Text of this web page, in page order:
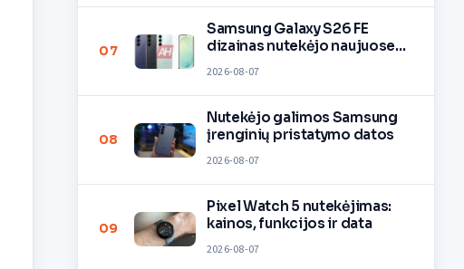
07
Samsung Galaxy S26 FE
dizainas nutekėjo naujuose
2026-08-07
08
Nutekėjo galimos Samsung
įrenginių pristatymo datos
2026-08-07
09
Pixel Watch 5 nutekėjimas:
kainos, funkcijos ir data
2026-08-07